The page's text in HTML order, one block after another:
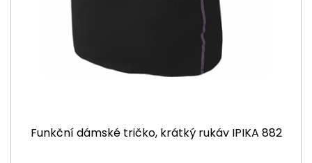
Funkční dámské tričko, krátký rukáv IPIKA 882